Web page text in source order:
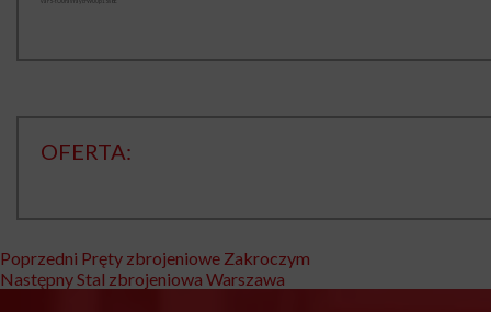
var5-tOUrasYaycrWU0p15s8E
OFERTA:
Nawigacja
wpisu
Poprzedni Poprzedni
wpis:
Pręty zbrojeniowe Zakroczym
Następny Następny
Stal zbrojeniowa Warszawa